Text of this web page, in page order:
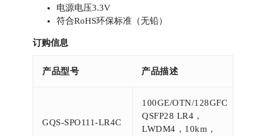
电源电压3.3V
符合RoHS环保标准（无铅）
订购信息
产品型号 产品描述
GQS-SPO111-LR4C
100GE/OTN/128GFC
QSFP28 LR4，
LWDM4，10km，